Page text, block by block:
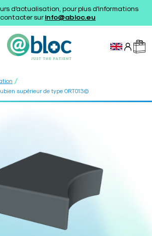
d'actualisation, pour plus d'informations
surinfo@abloc.eu
/
supérieur de type ORT013©